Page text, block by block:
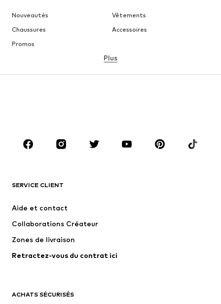
Nouveautés
Vêtements
Chaussures
Accessoires
Promos
MARQUES
NAME IT
WE Fashion
Plus
SERVICE CLIENT
Aide et contact
Collaborations Créateur
Zones de livraison
Retractez-vous du contrat ici
ACHATS SÉCURISÉS